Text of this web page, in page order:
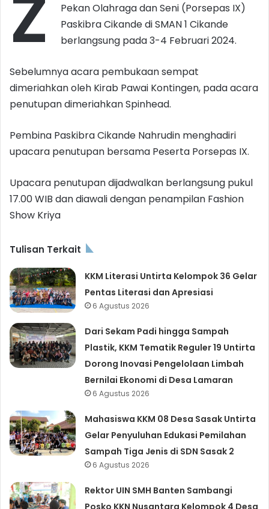
Pekan Olahraga dan Seni (Porsepas IX)
Paskibra Cikande di SMAN 1 Cikande
berlangsung pada 3-4 Februari 2024.
Sebelumnya acara pembukaan sempat
dimeriahkan oleh Kirab Pawai Kontingen, pada acara
penutupan dimeriahkan Spinhead.
Pembina Paskibra Cikande Nahrudin menghadiri
upacara penutupan bersama Peserta Porsepas IX.
Upacara penutupan dijadwalkan berlangsung pukul
17.00 WIB dan diawali dengan penampilan Fashion
Show Kriya
Tulisan Terkait
KKM Literasi Untirta Kelompok 36 Gelar
Pentas Literasi dan Apresiasi
6 Agustus 2026
Dari Sekam Padi hingga Sampah
Plastik, KKM Tematik Reguler 19 Untirta
Dorong Inovasi Pengelolaan Limbah
Bernilai Ekonomi di Desa Lamaran
6 Agustus 2026
Mahasiswa KKM 08 Desa Sasak Untirta
Gelar Penyuluhan Edukasi Pemilahan
Sampah Tiga Jenis di SDN Sasak 2
6 Agustus 2026
Rektor UIN SMH Banten Sambangi